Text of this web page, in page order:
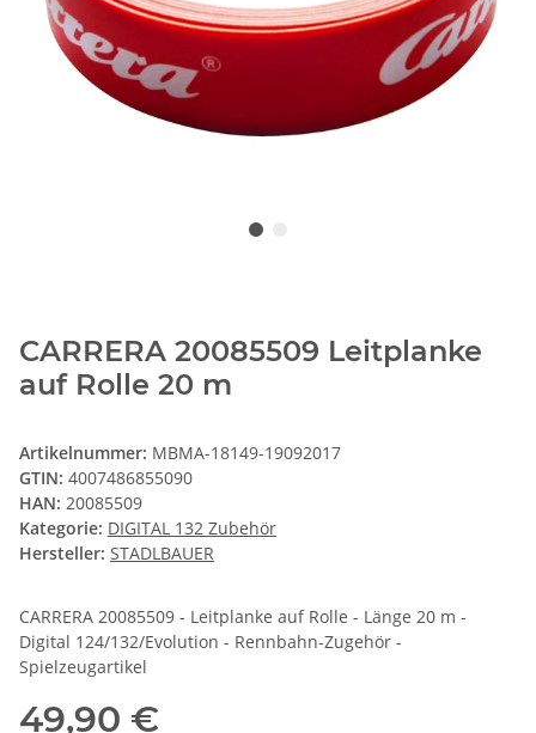
CARRERA 20085509 Leitplanke
auf Rolle 20 m
Artikelnummer: MBMA-18149-19092017
GTIN: 4007486855090
HAN: 20085509
Kategorie: DIGITAL 132 Zubehör
Hersteller: STADLBAUER
CARRERA 20085509 - Leitplanke auf Rolle - Länge 20 m -
Digital 124/132/Evolution - Rennbahn-Zugehör -
Spielzeugartikel
49,90 €